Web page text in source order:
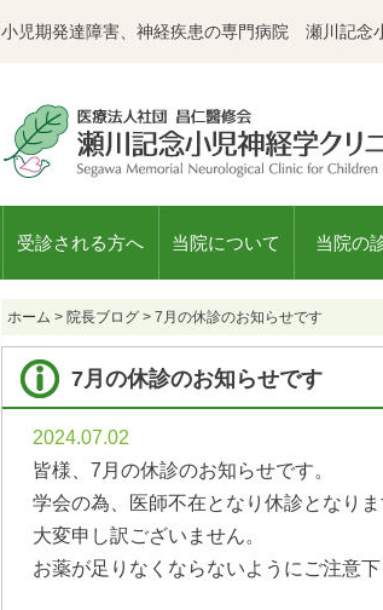
小児期発達障害、神経疾患の専門病院 瀬川記念
受診される方へ 当院について 当院の
ホーム > 院長ブログ > 7月の休診のお知らせです
7月の休診のお知らせです
2024.07.02
皆様、7月の休診のお知らせです。
学会の為、医師不在となり休診となりま
大変申し訳ございません。
お薬が足りなくならないようにご注意下